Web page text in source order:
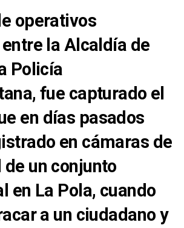
operativos
la Alcaldía de
Policía
fue capturado el
en días pasados
en cámaras de
un conjunto
en La Pola, cuando
a un ciudadano y